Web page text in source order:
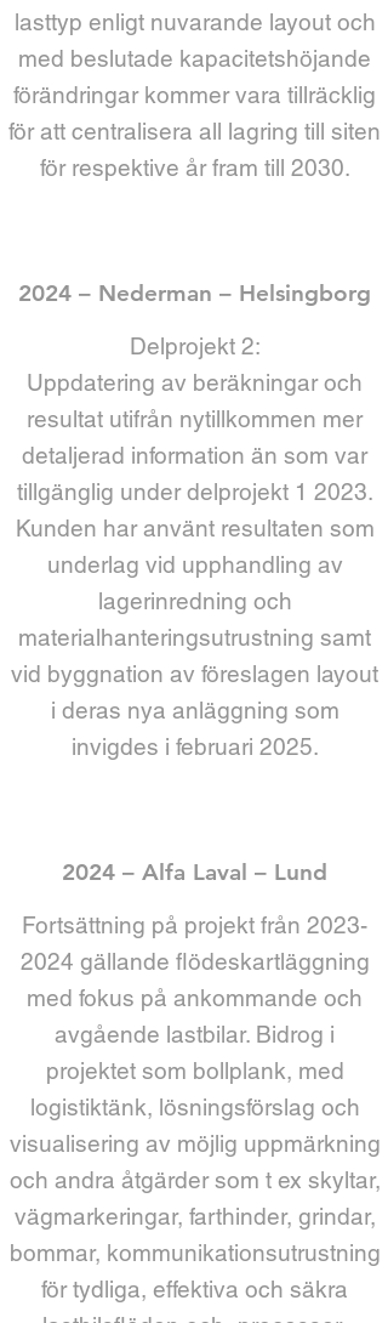
lasttyp enligt nuvarande layout och
med beslutade kapacitetshöjande
förändringar kommer vara tillräcklig
för att centralisera all lagring till siten
för respektive år fram till 2030.
2024 – Nederman – Helsingborg
Delprojekt 2:
Uppdatering av beräkningar och
resultat utifrån nytillkommen mer
detaljerad information än som var
tillgänglig under delprojekt 1 2023.
Kunden har använt resultaten som
underlag vid upphandling av
lagerinredning och
materialhanteringsutrustning samt
vid byggnation av föreslagen layout
i deras nya anläggning som
invigdes i februari 2025.
2024 – Alfa Laval – Lund
Fortsättning på projekt från 2023-
2024 gällande flödeskartläggning
med fokus på ankommande och
avgående lastbilar. Bidrog i
projektet som bollplank, med
logistiktänk, lösningsförslag och
visualisering av möjlig uppmärkning
och andra åtgärder som t ex skyltar,
vägmarkeringar, farthinder, grindar,
bommar, kommunikationsutrustning
för tydliga, effektiva och säkra